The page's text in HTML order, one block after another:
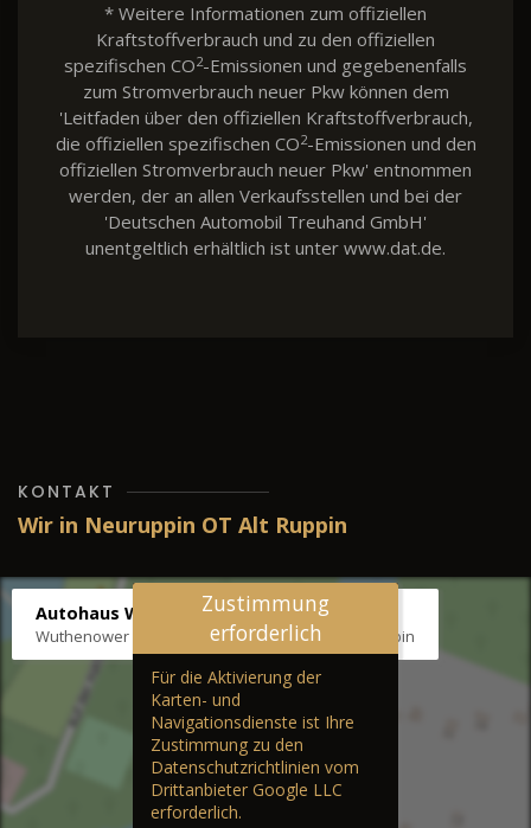
* Weitere Informationen zum offiziellen
Kraftstoffverbrauch und zu den offiziellen
spezifischen CO2-Emissionen und gegebenenfalls
zum Stromverbrauch neuer Pkw können dem
'Leitfaden über den offiziellen Kraftstoffverbrauch,
die offiziellen spezifischen CO2-Emissionen und den
offiziellen Stromverbrauch neuer Pkw' entnommen
werden, der an allen Verkaufsstellen und bei der
'Deutschen Automobil Treuhand GmbH'
unentgeltlich erhältlich ist unter www.dat.de.
KONTAKT
Wir in Neuruppin OT Alt Ruppin
Autohaus Wernicke
Wuthenower Str. 12b, 16827 Neuruppin OT Alt Ruppin
Zustimmung
erforderlich
Für die Aktivierung der
Karten- und
Navigationsdienste ist Ihre
Zustimmung zu den
Datenschutzrichtlinien vom
Drittanbieter Google LLC
erforderlich.